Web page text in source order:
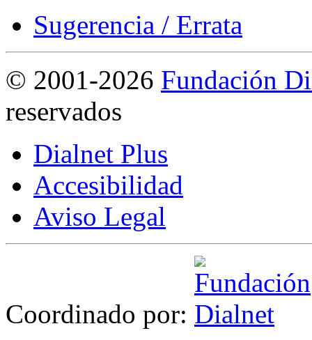
Sugerencia / Errata
© 2001-2026 Fundación
reservados
Dialnet Plus
Accesibilidad
Aviso Legal
Coordinado por: